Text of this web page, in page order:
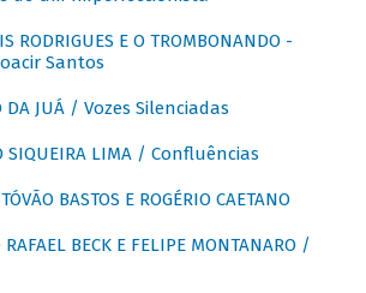
RODRIGUES E O TROMBONANDO -
Santos
DA JUÁ / Vozes Silenciadas
SIQUEIRA LIMA / Confluências
BASTOS E ROGÉRIO CAETANO
RAFAEL BECK E FELIPE MONTANARO /